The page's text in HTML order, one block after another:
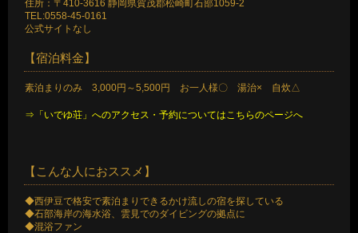
住所：〒410-3616 静岡県賀茂郡松崎町石部1059-2
TEL:0558-45-0161
公式サイトなし
【宿泊料金】
素泊まりのみ 3,000円～5,500円 お一人様〇 湯治× 自炊△
⇒「いでゆ荘」へのアクセス・予約についてはこちらのページへ
【こんな人におススメ】
◆西伊豆で格安で素泊まりできるかけ流しの宿を探している
◆石部海岸の海水浴、雲見でのダイビングの拠点に
◆混浴ファン